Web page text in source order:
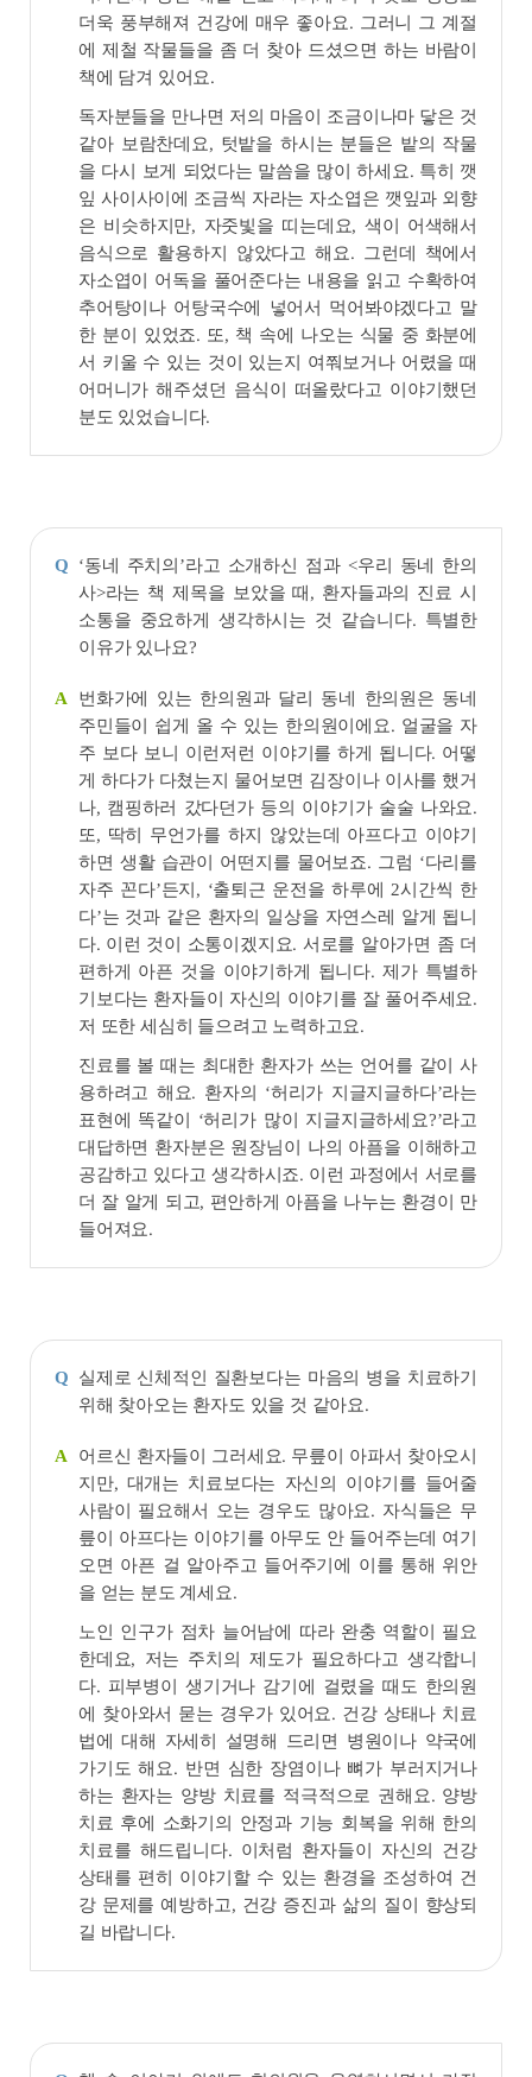
더욱 풍부해져 건강에 매우 좋아요. 그러니 그 계절
에 제철 작물들을 좀 더 찾아 드셨으면 하는 바람이
책에 담겨 있어요.
독자분들을 만나면 저의 마음이 조금이나마 닿은 것
같아 보람찬데요, 텃밭을 하시는 분들은 밭의 작물
을 다시 보게 되었다는 말씀을 많이 하세요. 특히 깻
잎 사이사이에 조금씩 자라는 자소엽은 깻잎과 외향
은 비슷하지만, 자줏빛을 띠는데요, 색이 어색해서
음식으로 활용하지 않았다고 해요. 그런데 책에서
자소엽이 어독을 풀어준다는 내용을 읽고 수확하여
추어탕이나 어탕국수에 넣어서 먹어봐야겠다고 말
한 분이 있었죠. 또, 책 속에 나오는 식물 중 화분에
서 키울 수 있는 것이 있는지 여쭤보거나 어렸을 때
어머니가 해주셨던 음식이 떠올랐다고 이야기했던
분도 있었습니다.
Q
‘동네 주치의’라고 소개하신 점과 <우리 동네 한의
사>라는 책 제목을 보았을 때, 환자들과의 진료 시
소통을 중요하게 생각하시는 것 같습니다. 특별한
이유가 있나요?
A
번화가에 있는 한의원과 달리 동네 한의원은 동네
주민들이 쉽게 올 수 있는 한의원이에요. 얼굴을 자
주 보다 보니 이런저런 이야기를 하게 됩니다. 어떻
게 하다가 다쳤는지 물어보면 김장이나 이사를 했거
나, 캠핑하러 갔다던가 등의 이야기가 술술 나와요.
또, 딱히 무언가를 하지 않았는데 아프다고 이야기
하면 생활 습관이 어떤지를 물어보죠. 그럼 ‘다리를
자주 꼰다’든지, ‘출퇴근 운전을 하루에 2시간씩 한
다’는 것과 같은 환자의 일상을 자연스레 알게 됩니
다. 이런 것이 소통이겠지요. 서로를 알아가면 좀 더
편하게 아픈 것을 이야기하게 됩니다. 제가 특별하
기보다는 환자들이 자신의 이야기를 잘 풀어주세요.
저 또한 세심히 들으려고 노력하고요.
진료를 볼 때는 최대한 환자가 쓰는 언어를 같이 사
용하려고 해요. 환자의 ‘허리가 지글지글하다’라는
표현에 똑같이 ‘허리가 많이 지글지글하세요?’라고
대답하면 환자분은 원장님이 나의 아픔을 이해하고
공감하고 있다고 생각하시죠. 이런 과정에서 서로를
더 잘 알게 되고, 편안하게 아픔을 나누는 환경이 만
들어져요.
Q 실제로 신체적인 질환보다는 마음의 병을 치료하기
위해 찾아오는 환자도 있을 것 같아요.
A
어르신 환자들이 그러세요. 무릎이 아파서 찾아오시
지만, 대개는 치료보다는 자신의 이야기를 들어줄
사람이 필요해서 오는 경우도 많아요. 자식들은 무
릎이 아프다는 이야기를 아무도 안 들어주는데 여기
오면 아픈 걸 알아주고 들어주기에 이를 통해 위안
을 얻는 분도 계세요.
노인 인구가 점차 늘어남에 따라 완충 역할이 필요
한데요, 저는 주치의 제도가 필요하다고 생각합니
다. 피부병이 생기거나 감기에 걸렸을 때도 한의원
에 찾아와서 묻는 경우가 있어요. 건강 상태나 치료
법에 대해 자세히 설명해 드리면 병원이나 약국에
가기도 해요. 반면 심한 장염이나 뼈가 부러지거나
하는 환자는 양방 치료를 적극적으로 권해요. 양방
치료 후에 소화기의 안정과 기능 회복을 위해 한의
치료를 해드립니다. 이처럼 환자들이 자신의 건강
상태를 편히 이야기할 수 있는 환경을 조성하여 건
강 문제를 예방하고, 건강 증진과 삶의 질이 향상되
길 바랍니다.